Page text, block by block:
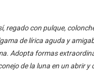
regado con pulque,
de lírica aguda y
Adopta formas
de la luna en un abrir